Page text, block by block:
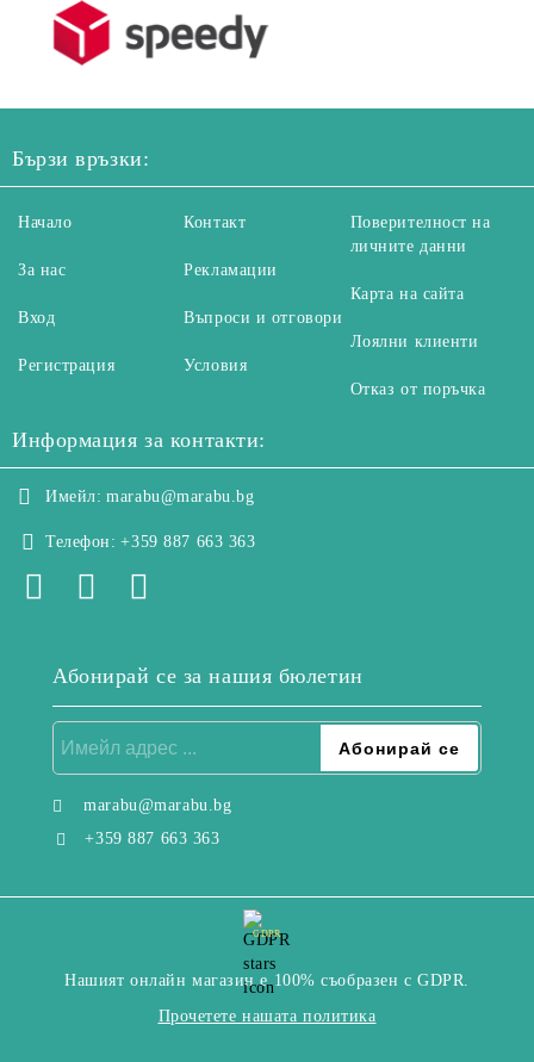
Бързи връзки:
Начало
За нас
Вход
Регистрация
Контакт
Рекламации
Въпроси и отговори
Условия
Поверителност на
личните данни
Карта на сайта
Лоялни клиенти
Отказ от поръчка
Информация за контакти:
Имейл: marabu@marabu.bg
Телефон: +359 887 663 363
Абонирай се за нашия бюлетин
marabu@marabu.bg
+359 887 663 363
GDPR
Нашият онлайн магазин е 100% съобразен с GDPR.
Прочетете нашата политика